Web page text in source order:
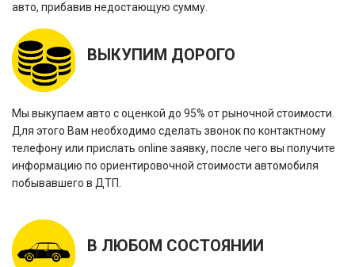
авто, прибавив недостающую сумму.
ВЫКУПИМ ДОРОГО
Мы выкупаем авто с оценкой до 95% от рыночной стоимости.
Для этого Вам необходимо сделать звонок по контактному
телефону или прислать online заявку, после чего вы получите
информацию по ориентировочной стоимости автомобиля
побывавшего в ДТП.
В ЛЮБОМ СОСТОЯНИИ